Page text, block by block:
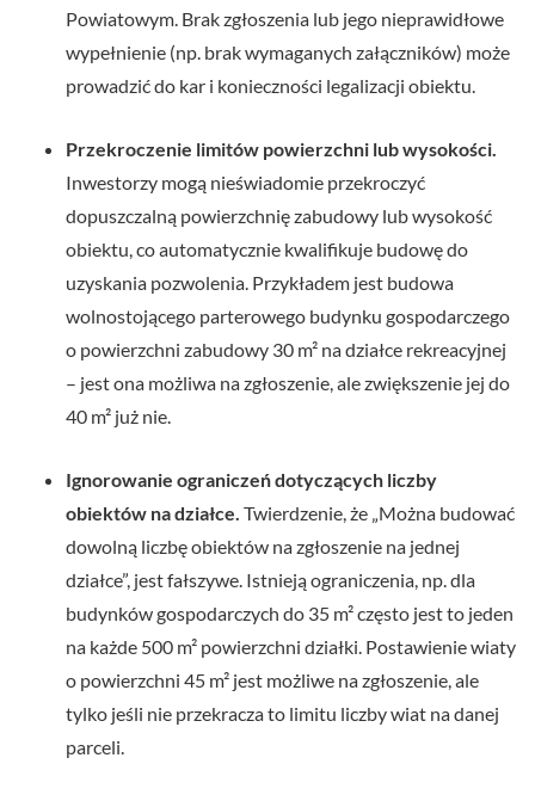
Powiatowym. Brak zgłoszenia lub jego nieprawidłowe
wypełnienie (np. brak wymaganych załączników) może
prowadzić do kar i konieczności legalizacji obiektu.
Przekroczenie limitów powierzchni lub wysokości.
Inwestorzy mogą nieświadomie przekroczyć
dopuszczalną powierzchnię zabudowy lub wysokość
obiektu, co automatycznie kwalifikuje budowę do
uzyskania pozwolenia. Przykładem jest budowa
wolnostojącego parterowego budynku gospodarczego
o powierzchni zabudowy 30 m² na działce rekreacyjnej
– jest ona możliwa na zgłoszenie, ale zwiększenie jej do
40 m² już nie.
Ignorowanie ograniczeń dotyczących liczby
obiektów na działce. Twierdzenie, że „Można budować
dowolną liczbę obiektów na zgłoszenie na jednej
działce”, jest fałszywe. Istnieją ograniczenia, np. dla
budynków gospodarczych do 35 m² często jest to jeden
na każde 500 m² powierzchni działki. Postawienie wiaty
o powierzchni 45 m² jest możliwe na zgłoszenie, ale
tylko jeśli nie przekracza to limitu liczby wiat na danej
parceli.